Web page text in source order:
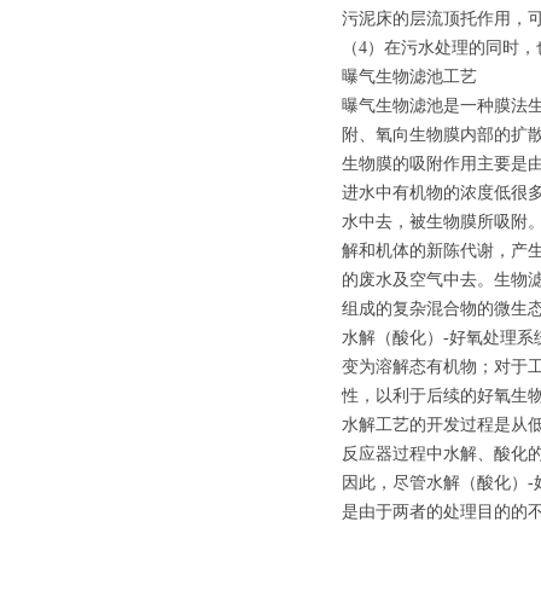
污泥床的层流顶托作用，
（4）在污水处理的同时
曝气生物滤池工艺
曝气生物滤池是一种膜法
附、氧向生物膜内部的扩
生物膜的吸附作用主要是
进水中有机物的浓度低很
水中去，被生物膜所吸附
解和机体的新陈代谢，产
的废水及空气中去。生物
组成的复杂混合物的微生
水解（酸化）-好氧处理系
变为溶解态有机物；对于
性，以利于后续的好氧生
水解工艺的开发过程是从
反应器过程中水解、酸化
因此，尽管水解（酸化）
是由于两者的处理目的的